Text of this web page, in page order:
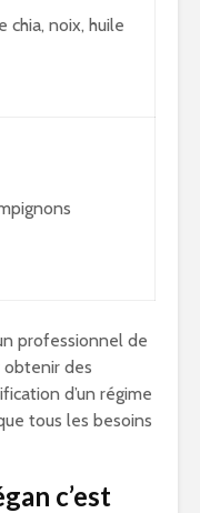
chia, noix, huile
professionnel de
des
d’un régime
tous les besoins
c’est